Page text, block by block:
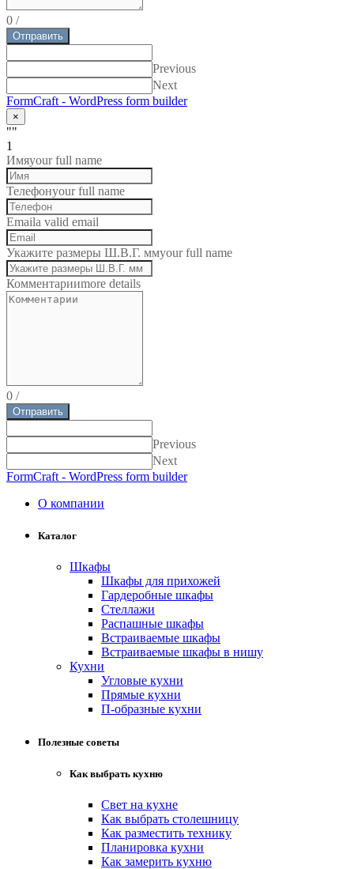
0 /
Отправить
Previous
Next
FormCraft - WordPress form builder
×
""
1
Имяyour full name
Телефонyour full name
Emaila valid email
Укажите размеры Ш.В.Г. ммyour full name
Комментарииmore details
0 /
Отправить
Previous
Next
FormCraft - WordPress form builder
О компании
Каталог
Шкафы
Шкафы для прихожей
Гардеробные шкафы
Стеллажи
Распашные шкафы
Встраиваемые шкафы
Встраиваемые шкафы в нишу
Кухни
Угловые кухни
Прямые кухни
П-образные кухни
Полезные советы
Как выбрать кухню
Свет на кухне
Как выбрать столешницу
Как разместить технику
Планировка кухни
Как замерить кухню